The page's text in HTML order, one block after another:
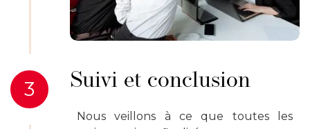
3 Suivi et conclusion
Nous veillons à ce que toutes les